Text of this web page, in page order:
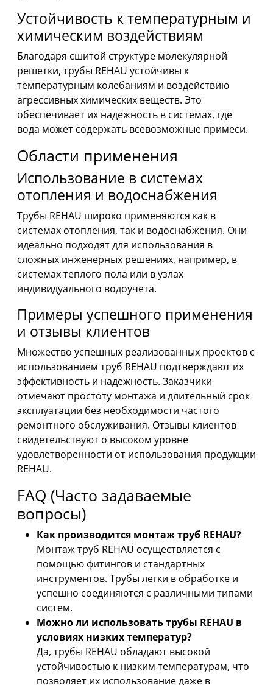
Устойчивость к температурным и
химическим воздействиям
Благодаря сшитой структуре молекулярной
решетки, трубы REHAU устойчивы к
температурным колебаниям и воздействию
агрессивных химических веществ. Это
обеспечивает их надежность в системах, где
вода может содержать всевозможные примеси.
Области применения
Использование в системах
отопления и водоснабжения
Трубы REHAU широко применяются как в
системах отопления, так и водоснабжения. Они
идеально подходят для использования в
сложных инженерных решениях, например, в
системах теплого пола или в узлах
индивидуального водоучета.
Примеры успешного применения
и отзывы клиентов
Множество успешных реализованных проектов с
использованием труб REHAU подтверждают их
эффективность и надежность. Заказчики
отмечают простоту монтажа и длительный срок
эксплуатации без необходимости частого
ремонтного обслуживания. Отзывы клиентов
свидетельствуют о высоком уровне
удовлетворенности от использования продукции
REHAU.
FAQ (Часто задаваемые
вопросы)
Как производится монтаж труб REHAU?
Монтаж труб REHAU осуществляется с
помощью фитингов и стандартных
инструментов. Трубы легки в обработке и
успешно соединяются с различными типами
систем.
Можно ли использовать трубы REHAU в
условиях низких температур?
Да, трубы REHAU обладают высокой
устойчивостью к низким температурам, что
позволяет их использование даже в